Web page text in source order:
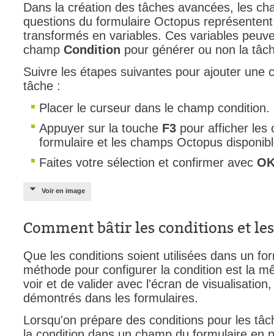
Dans la création des tâches avancées, les
questions du formulaire Octopus
transformés en variables. Ces variables
champ Condition pour générer ou non la
Suivre les étapes suivantes pour ajouter une
tâche :
Placer le curseur dans le champ condition.
Appuyer sur la touche F3 pour afficher les
formulaire et les champs Octopus
Faites votre sélection et confirmer avec
Voir en image
Comment bâtir les conditions et
Que les conditions soient utilisées dans un
méthode pour configurer la condition est la
voir et de valider avec l'écran de
démontrés dans les formulaires.
Lorsqu'on prépare des conditions pour les